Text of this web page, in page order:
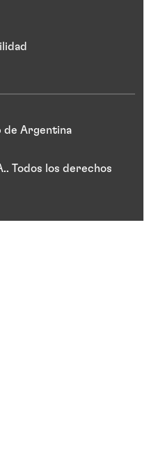
Todos los derechos
de Argentina